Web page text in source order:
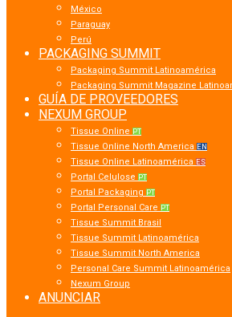
México
Paraguay
Perú
PACKAGING SUMMIT
Packaging Summit Latinoamérica
Packaging Summit Magazine
GUÍA DE PROVEEDORES
NEXUM GROUP
Tissue Online PT
Tissue Online North America EN
Tissue Online Latinoamérica ES
Portal Celulose PT
Portal Packaging PT
Portal Personal Care PT
Tissue Summit Brasil
Tissue Summit Latinoamérica
Tissue Summit North America
Personal Care Summit Latinoamérica
Nexum Group
ANUNCIAR